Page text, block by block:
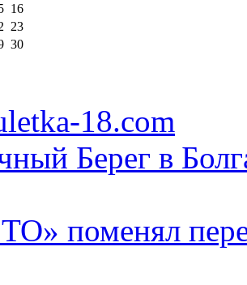
16
23
30
18.com
Берег в
поменял